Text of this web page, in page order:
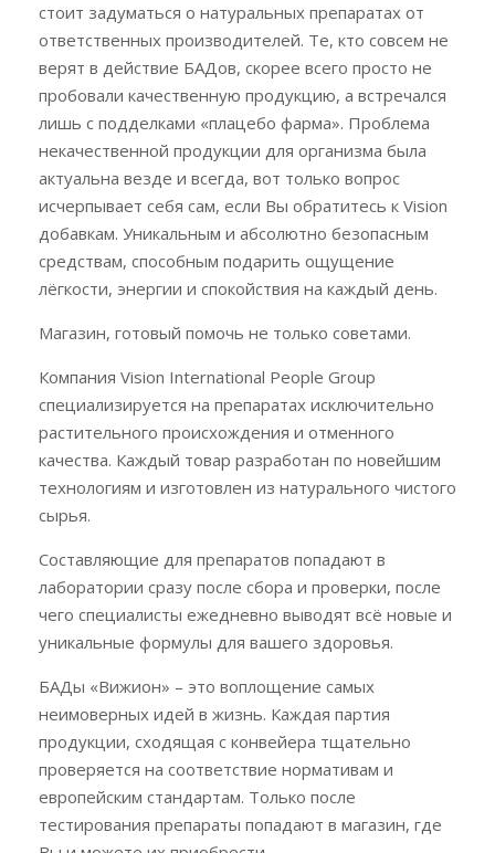
стоит задуматься о натуральных препаратах от
ответственных производителей. Те, кто совсем не
верят в действие БАДов, скорее всего просто не
пробовали качественную продукцию, а встречался
лишь с подделками «плацебо фарма». Проблема
некачественной продукции для организма была
актуальна везде и всегда, вот только вопрос
исчерпывает себя сам, если Вы обратитесь к Vision
добавкам. Уникальным и абсолютно безопасным
средствам, способным подарить ощущение
лёгкости, энергии и спокойствия на каждый день.
Магазин, готовый помочь не только советами.
Компания Vision International People Group
специализируется на препаратах исключительно
растительного происхождения и отменного
качества. Каждый товар разработан по новейшим
технологиям и изготовлен из натурального чистого
сырья.
Составляющие для препаратов попадают в
лаборатории сразу после сбора и проверки, после
чего специалисты ежедневно выводят всё новые и
уникальные формулы для вашего здоровья.
БАДы «Вижион» – это воплощение самых
неимоверных идей в жизнь. Каждая партия
продукции, сходящая с конвейера тщательно
проверяется на соответствие нормативам и
европейским стандартам. Только после
тестирования препараты попадают в магазин, где